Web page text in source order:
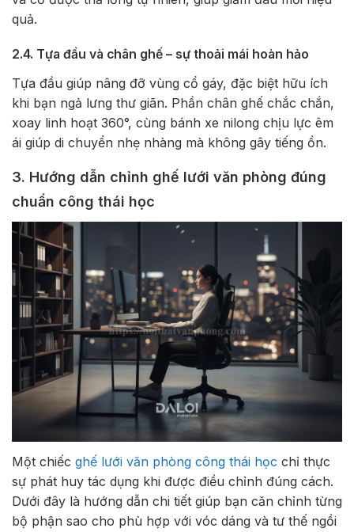
quả.
2.4. Tựa đầu và chân ghế – sự thoải mái hoàn hảo
Tựa đầu giúp nâng đỡ vùng cổ gáy, đặc biệt hữu ích
khi bạn ngả lưng thư giãn. Phần chân ghế chắc chắn,
xoay linh hoạt 360°, cùng bánh xe nilong chịu lực êm
ái giúp di chuyển nhẹ nhàng mà không gây tiếng ồn.
3. Hướng dẫn chỉnh ghế lưới văn phòng đúng
chuẩn công thái học
Một chiếc ghế lưới văn phòng công thái học chỉ thực
sự phát huy tác dụng khi được điều chỉnh đúng cách.
Dưới đây là hướng dẫn chi tiết giúp bạn căn chỉnh từng
bộ phận sao cho phù hợp với vóc dáng và tư thế ngồi